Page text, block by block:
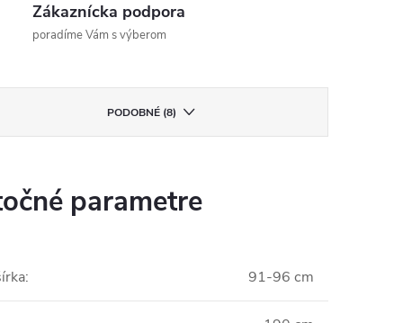
Zákaznícka podpora
poradíme Vám s výberom
PODOBNÉ (8)
parametre
: 91-96 cm